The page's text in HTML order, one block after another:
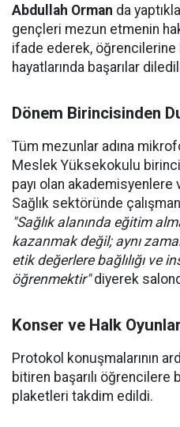
Abdullah Orman da
gençleri mezun etmenin
ifade ederek, öğrencilerine
hayatlarında başarılar
Dönem Birincisinden
Tüm mezunlar adına
Meslek Yüksekokulu
payı olan
Sağlık sektöründe
"Sağlık alanında eğitim
kazanmak değil; aynı
etik değerlere bağlılığı ve
öğrenmektir"diyerek
Konser ve Halk
Protokol konuşmalarının
bitiren başarılı öğrencilere
plaketleri takdim edildi.